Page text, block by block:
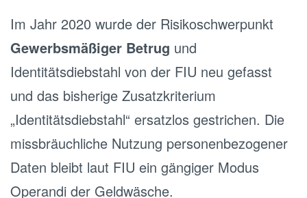
Im Jahr 2020 wurde der Risikoschwerpunkt
Gewerbsmäßiger Betrug und
Identitätsdiebstahl von der FIU neu gefasst
und das bisherige Zusatzkriterium
„Identitätsdiebstahl“ ersatzlos gestrichen. Die
missbräuchliche Nutzung personenbezogener
Daten bleibt laut FIU ein gängiger Modus
Operandi der Geldwäsche.